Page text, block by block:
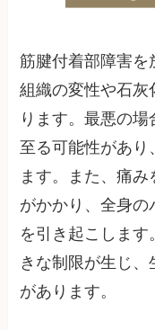
筋腱付着部障害を
組織の変性や石灰
ります。最悪の
至る可能性があり
ます。また、痛
がかかり、全身の
を引き起こしま
きな制限が生じ
があります。